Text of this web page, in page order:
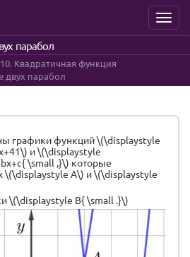
Menu
парабол
10. Квадратичная функция
двух парабол
графики функций \(\displaystyle
и \(\displaystyle
\small ,}\) которые
\(\displaystyle A\) и \(\displaystyle
\(\displaystyle B{ \small .}\)